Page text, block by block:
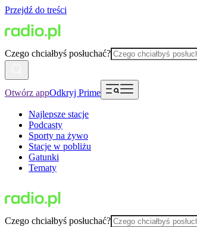
Przejdź do treści
Czego chciałbyś posłuchać?
Otwórz appOdkryj Prime
Najlepsze stacje
Podcasty
Sporty na żywo
Stacje w pobliżu
Gatunki
Tematy
Czego chciałbyś posłuchać?